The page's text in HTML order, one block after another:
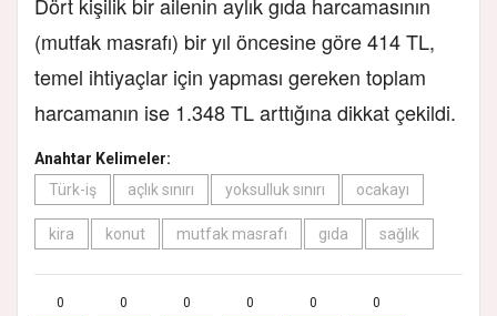
Dört kişilik bir ailenin aylık gıda harcamasının
(mutfak masrafı) bir yıl öncesine göre 414 TL,
temel ihtiyaçlar için yapması gereken toplam
harcamanın ise 1.348 TL arttığına dikkat çekildi.
Anahtar Kelimeler:
Türk-iş
açlık sınırı yoksulluk sınırı ocakayı
kira konut mutfak masrafı gıda sağlık
0 0 0 0 0 0